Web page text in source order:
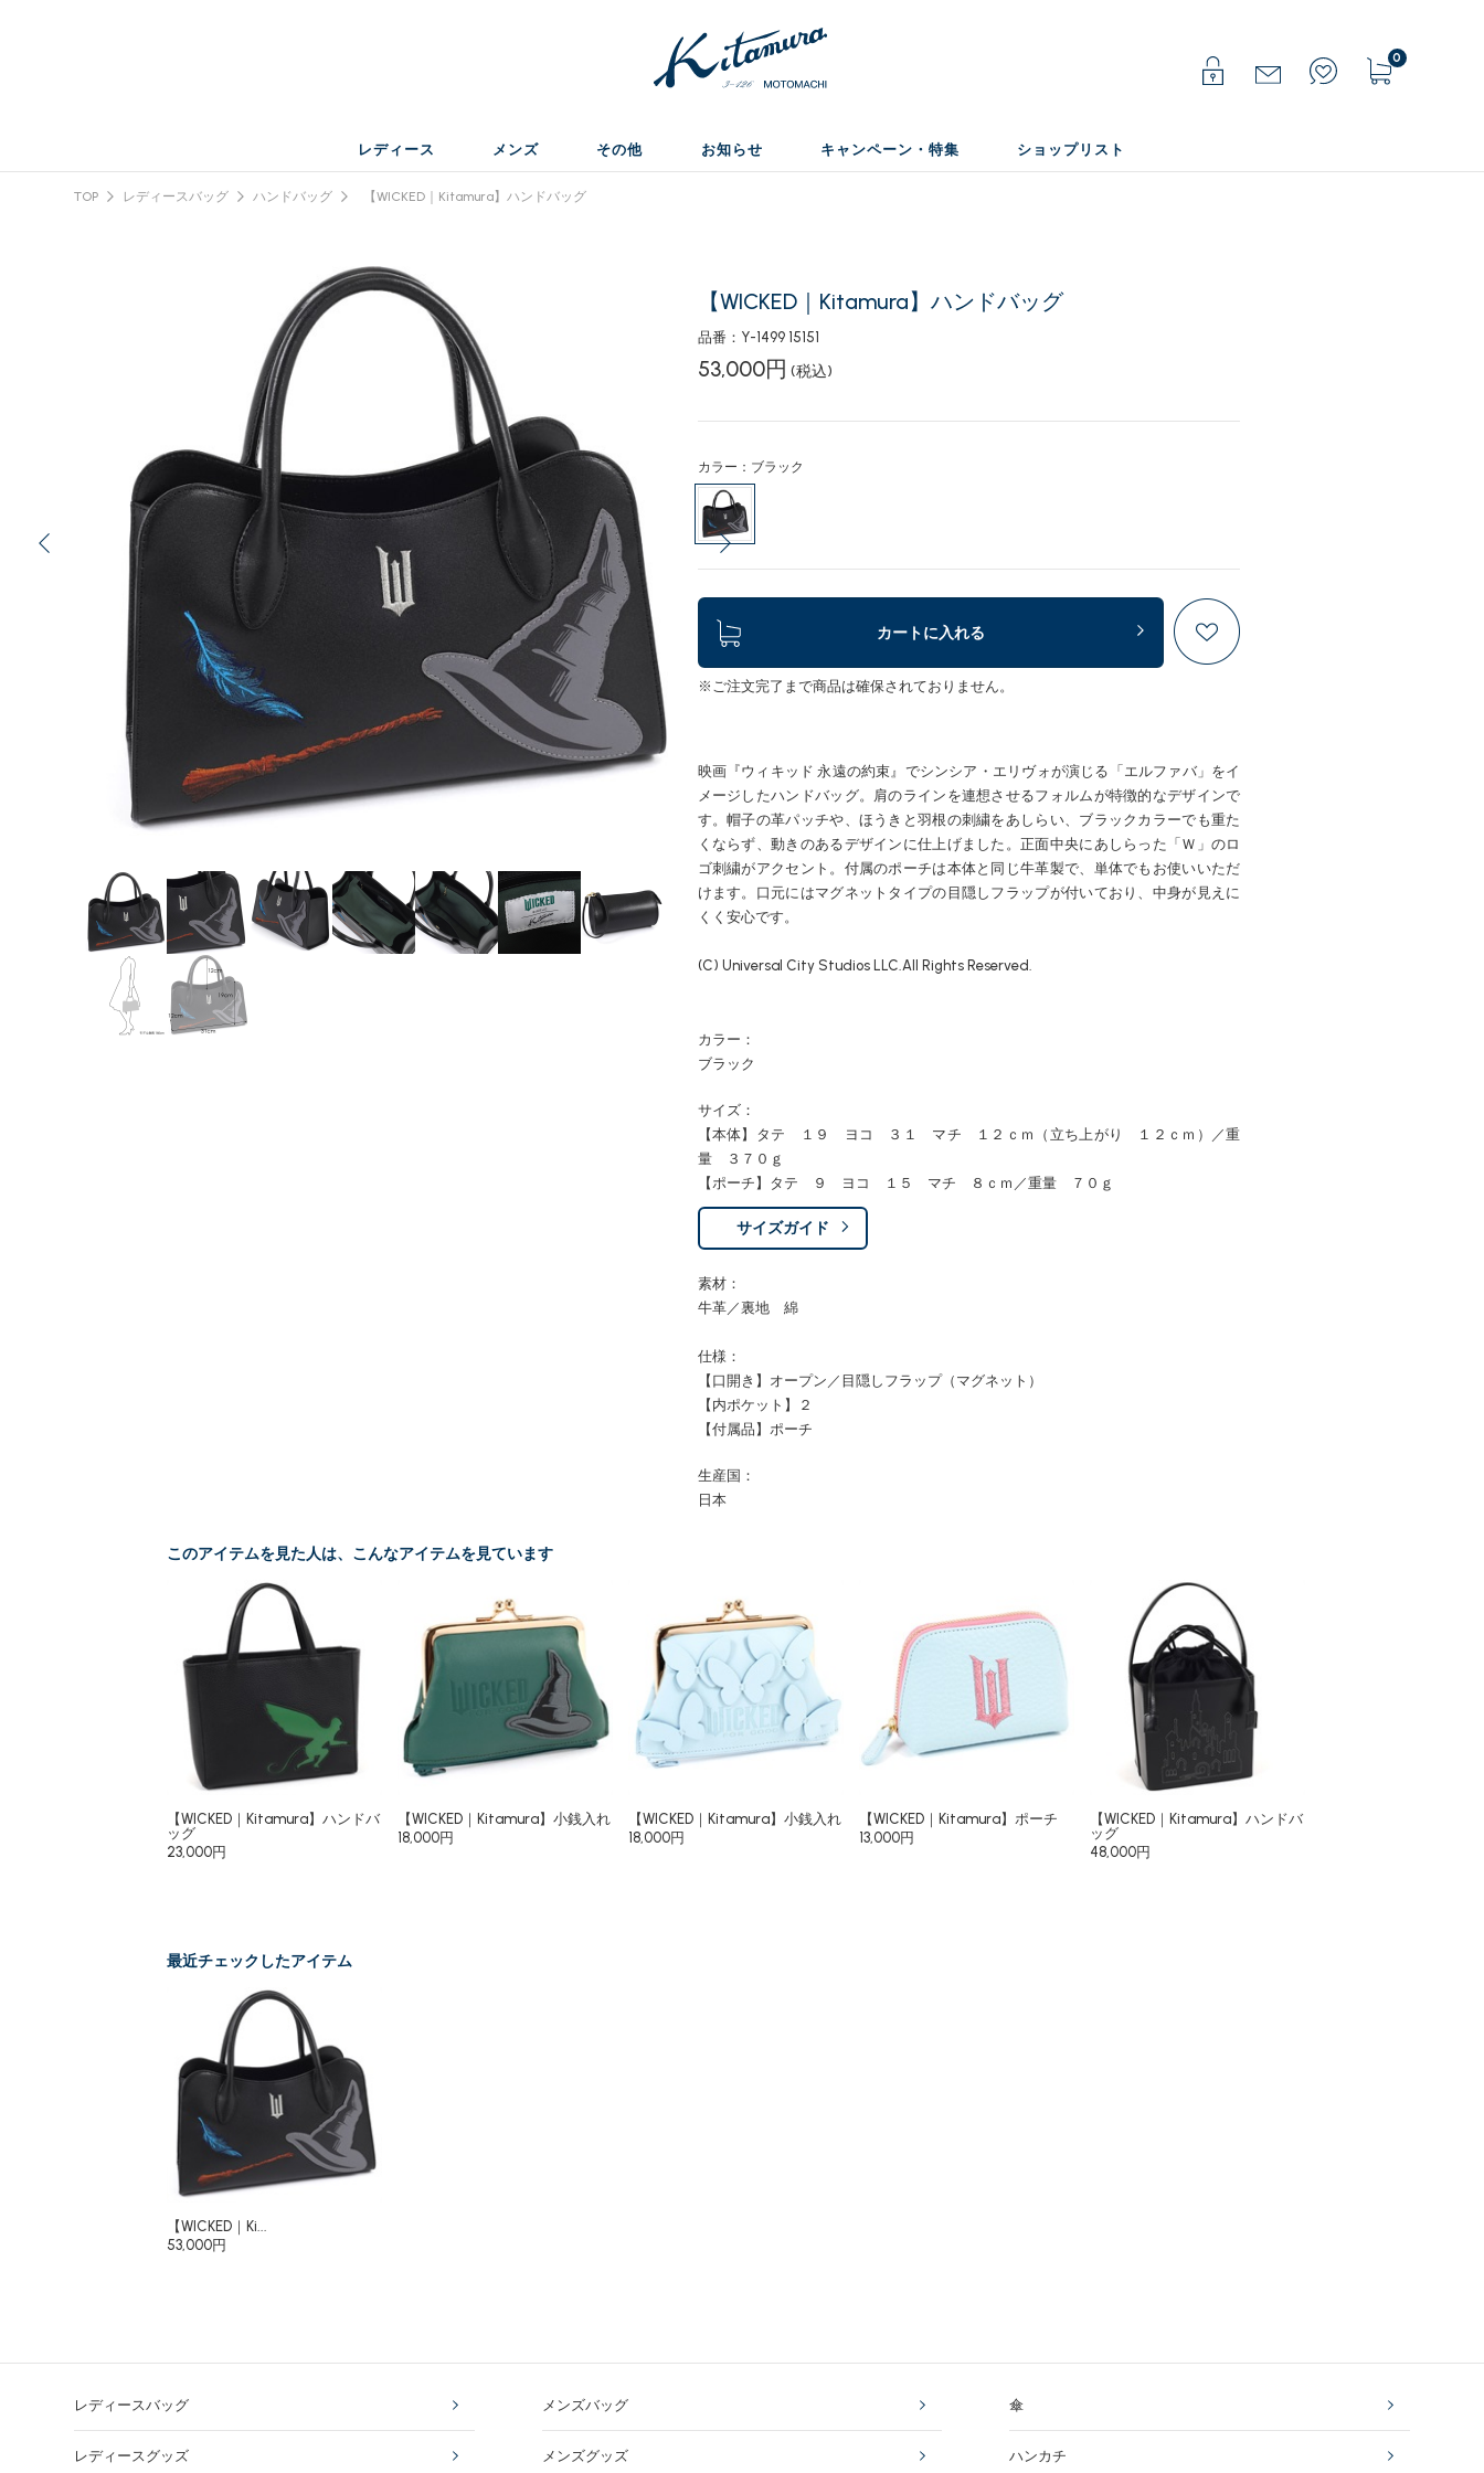
0
レディース メンズ その他 お知らせ キャンペーン・特集 ショップリスト
TOP レディースバッグ ハンドバッグ 【WICKED｜Kitamura】ハンドバッグ
【WICKED｜Kitamura】ハンドバッグ
品番：Y-1499 15151
53,000円 (税込)
カラー：ブラック
カートに入れる
※ご注文完了まで商品は確保されておりません。
映画『ウィキッド 永遠の約束』でシンシア・エリヴォが演じる「エルファバ」をイ
メージしたハンドバッグ。肩のラインを連想させるフォルムが特徴的なデザインで
す。帽子の革パッチや、ほうきと羽根の刺繍をあしらい、ブラックカラーでも重た
くならず、動きのあるデザインに仕上げました。正面中央にあしらった「Ｗ」のロ
ゴ刺繍がアクセント。付属のポーチは本体と同じ牛革製で、単体でもお使いいただ
けます。口元にはマグネットタイプの目隠しフラップが付いており、中身が見えに
くく安心です。
(C) Universal City Studios LLC.All Rights Reserved.
カラー：
ブラック
サイズ：
【本体】タテ １９ ヨコ ３１ マチ １２ｃｍ（立ち上がり １２ｃｍ）／重
量 ３７０ｇ
【ポーチ】タテ ９ ヨコ １５ マチ ８ｃｍ／重量 ７０ｇ
サイズガイド
素材：
牛革／裏地 綿
仕様：
【口開き】オープン／目隠しフラップ（マグネット）
【内ポケット】２
【付属品】ポーチ
生産国：
日本
このアイテムを見た人は、こんなアイテムを見ています
【WICKED｜Kitamura】ハンドバ
ッグ
23,000円
【WICKED｜Kitamura】小銭入れ
18,000円
【WICKED｜Kitamura】小銭入れ
18,000円
【WICKED｜Kitamura】ポーチ
13,000円
【WICKED｜Kitamura】ハンドバ
ッグ
48,000円
最近チェックしたアイテム
【WICKED｜Ki...
53,000円
レディースバッグ
レディースグッズ
メンズバッグ
メンズグッズ
傘
ハンカチ